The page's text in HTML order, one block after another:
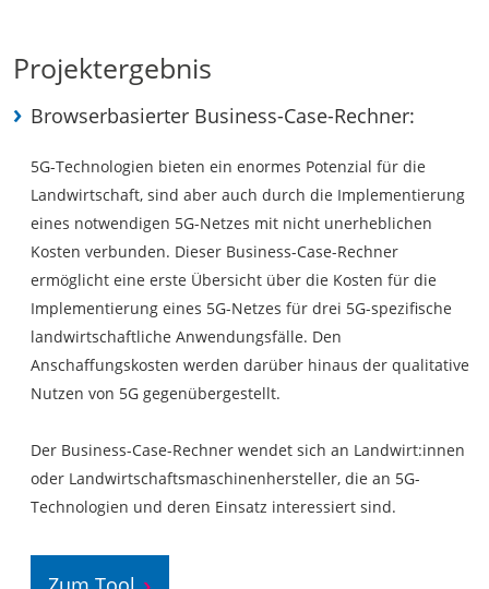
Projektergebnis
Browserbasierter Business-Case-Rechner:
5G-Technologien bieten ein enormes Potenzial für die
Landwirtschaft, sind aber auch durch die Implementierung
eines notwendigen 5G-Netzes mit nicht unerheblichen
Kosten verbunden. Dieser Business-Case-Rechner
ermöglicht eine erste Übersicht über die Kosten für die
Implementierung eines 5G-Netzes für drei 5G-spezifische
landwirtschaftliche Anwendungsfälle. Den
Anschaffungskosten werden darüber hinaus der qualitative
Nutzen von 5G gegenübergestellt.
Der Business-Case-Rechner wendet sich an Landwirt:innen
oder Landwirtschaftsmaschinenhersteller, die an 5G-
Technologien und deren Einsatz interessiert sind.